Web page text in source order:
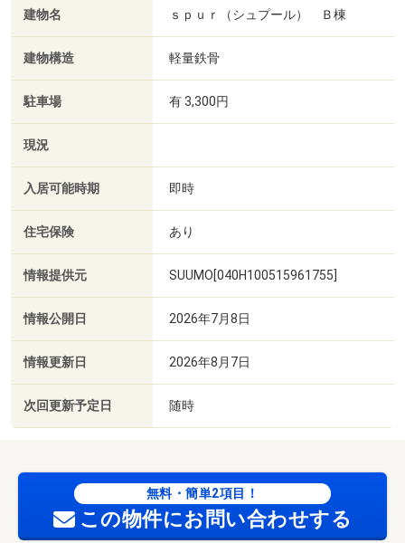
建物名 ｓｐｕｒ（シュプール） Ｂ棟
建物構造 軽量鉄骨
駐車場 有 3,300円
現況
入居可能時期 即時
住宅保険 あり
情報提供元 SUUMO[040H100515961755]
情報公開日 2026年7月8日
情報更新日 2026年8月7日
次回更新予定日 随時
無料・簡単2項目！
この物件にお問い合わせする